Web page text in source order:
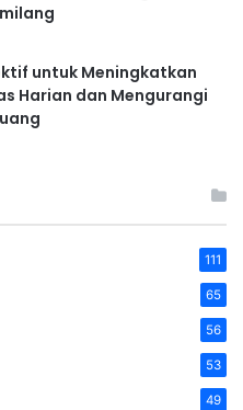
untuk Meningkatkan
Harian dan Mengurangi
111
65
56
53
49